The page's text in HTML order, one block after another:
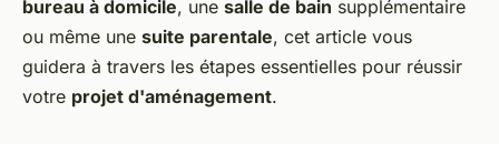
bureau à domicile, une salle de bain supplémentaire
ou même une suite parentale, cet article vous
guidera à travers les étapes essentielles pour réussir
votre projet d'aménagement.